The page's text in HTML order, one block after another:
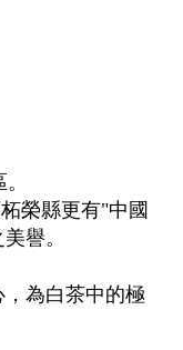
榮縣更有"中國
譽。
，為白茶中的極